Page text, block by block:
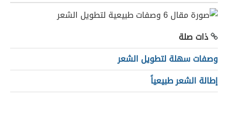
ذات صلة
وصفات سهلة لتطويل الشعر
إطالة الشعر طبيعياً